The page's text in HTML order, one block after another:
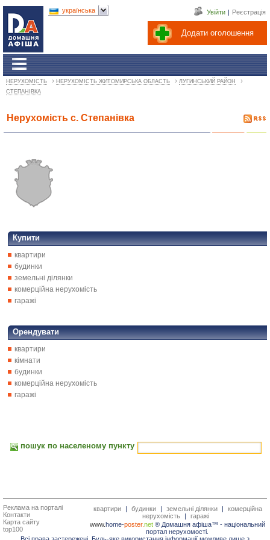
Додати оголошення
Увійти | Реєстрація
українська
НЕРУХОМІСТЬ › НЕРУХОМІСТЬ ЖИТОМИРСЬКА ОБЛАСТЬ › ЛУГИНСЬКИЙ РАЙОН ›
СТЕПАНІВКА
Нерухомість с. Степанівка
Купити
квартири
будинки
земельні ділянки
комерційна нерухомість
гаражі
Орендувати
квартири
кімнати
будинки
комерційна нерухомість
гаражі
пошук по населеному пункту
Реклама на порталі
Контакти
Карта сайту
top100
квартири | будинки | земельні ділянки |
комерційна
нерухомість
|
гаражі
www.home-poster.net® Домашня афіша™ - національний
портал нерухомості.